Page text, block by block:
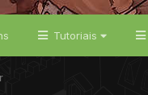
Tutoriais